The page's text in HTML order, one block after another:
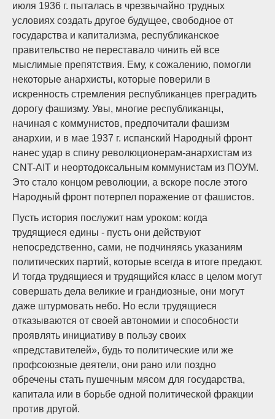
июля 1936 г. пыталась в чрезвычайно трудных
условиях создать другое будущее, свободное от
государства и капитализма, республиканское
правительство не переставало чинить ей все
мыслимые препятствия. Ему, к сожалению, помогли
некоторые анархисты, которые поверили в
искренность стремления республиканцев преградить
дорогу фашизму. Увы, многие республиканцы,
начиная с коммунистов, предпочитали фашизм
анархии, и в мае 1937 г. испанский Народный фронт
нанес удар в спину революционерам-анархистам из
CNT-AIT и неортодоксальным коммунистам из ПОУМ.
Это стало концом революции, а вскоре после этого
Народный фронт потерпел поражение от фашистов.
Пусть история послужит нам уроком: когда
трудящиеся едины ­- пусть они действуют
непосредственно, сами, не подчиняясь указаниям
политических партий, которые всегда в итоге предают.
И тогда трудящиеся и трудящийся класс в целом могут
совершать дела великие и грандиозные, они могут
даже штурмовать небо. Но если трудящиеся
отказываются от своей автономии и способности
проявлять инициативу в пользу своих
«представителей», будь то политические или же
профсоюзные деятели, они рано или поздно
обречены стать пушечным мясом для государства,
капитала или в борьбе одной политической фракции
против другой.